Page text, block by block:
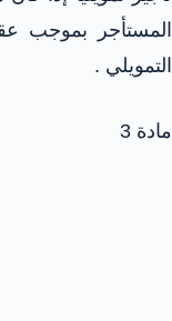
المستأجر بموجب
التمويلي .
مادة 3